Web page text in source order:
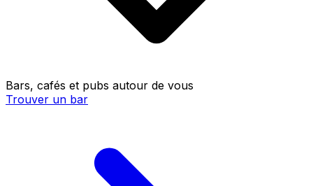
Bars, cafés et pubs autour de vous
Trouver un bar